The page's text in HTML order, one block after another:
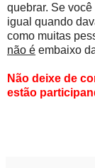
quebrar. Se
igual quando
como muitas
não é embaixo
Não deixe de
estão